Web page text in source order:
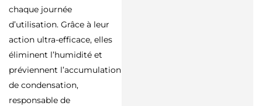
chaque journée
d’utilisation. Grâce à leur
action ultra-efficace, elles
éliminent l’humidité et
préviennent l’accumulation
de condensation,
responsable de